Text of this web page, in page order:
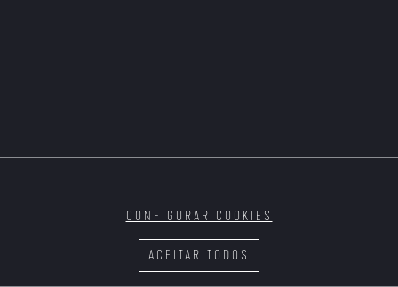
ACEITAR TODOS
CONFIGURAR COOKIES
Meu Fantasma
Creoula